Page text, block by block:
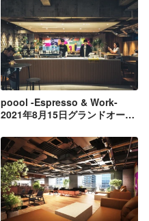
poool -Espresso & Work-
2021年8月15日グランドオープ